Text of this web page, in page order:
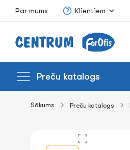
Par mums Klientiem
Preču katalogs
Sākums Preču katalogs